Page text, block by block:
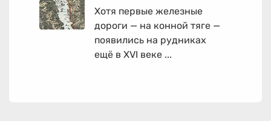
Хотя первые железные
дороги — на конной тяге —
появились на рудниках
ещё в XVI веке ...